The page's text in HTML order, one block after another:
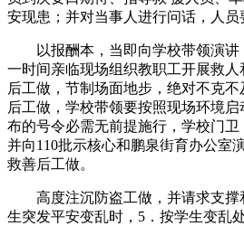
安现患；并对当事人进行问话，人员
以报酬本，当即向学校带领演讲
一时间亲临现场组织教职工开展救
后工做，节制场面地步，绝对不克
后工做，学校带领要按照现场环境
布的号令必需无前提施行，学校门卫
并向110批示核心和鹏泉街育办公室
救善后工做。
高度注沉防盗工做，并请求支撑
生突发平安变乱时，5．按学生变乱